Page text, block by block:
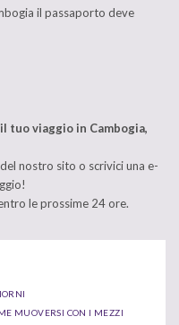
il passaporto deve
tuo viaggio in Cambogia,
nostro sito o scrivici una e-
le prossime 24 ore.
MUOVERSI CON I MEZZI